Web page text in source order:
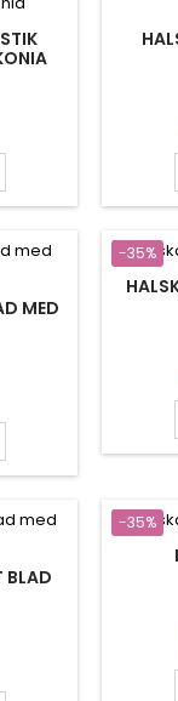
MED
-35%
BLAD
-35%